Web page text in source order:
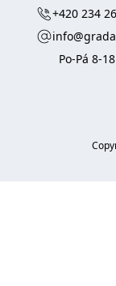
+420 234
Po-Pá 8-18